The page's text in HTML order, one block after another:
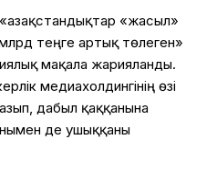
«Қазақстандықтар «жасыл»
теңге артық төлеген»
мақала жарияланды.
медиахолдингінің өзі
дабыл қаққанына
де ушыққаны